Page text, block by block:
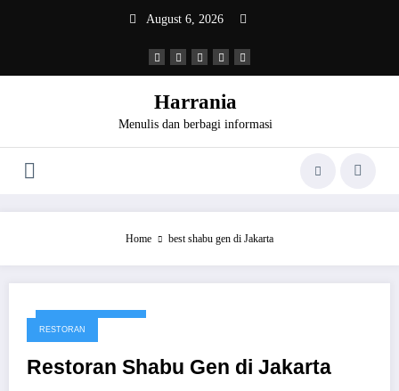
August 6, 2026
Harrania
Menulis dan berbagi informasi
Home best shabu gen di Jakarta
September 23, 2016
RESTORAN
Restoran Shabu Gen di Jakarta